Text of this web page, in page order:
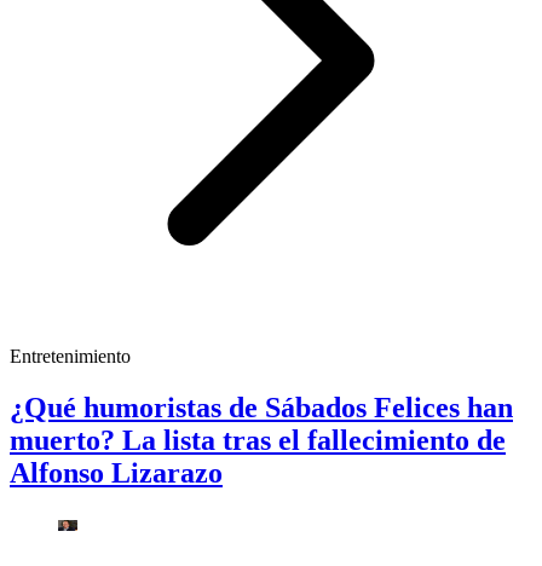
Entretenimiento
¿Qué humoristas de Sábados Felices han
muerto? La lista tras el fallecimiento de
Alfonso Lizarazo